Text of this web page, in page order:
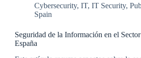
Cybersecurity, IT, IT Security,
Spain
Seguridad de la Información en el
España